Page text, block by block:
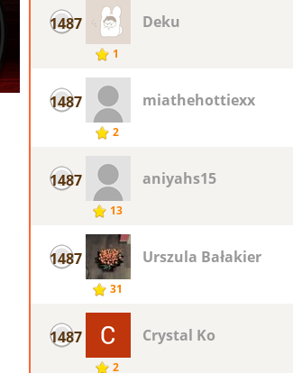
1487
1
Deku
1487
2
miathehottiexx
1487
13
aniyahs15
1487
31
Urszula Bałakier
1487
2
Crystal Ko